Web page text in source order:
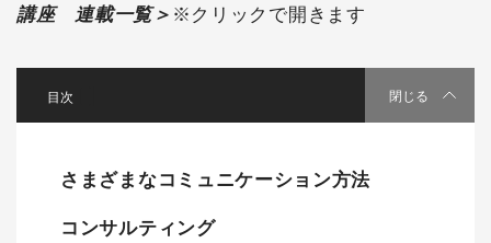
講座 連載一覧＞ ※クリックで開きます
閉じる
さまざまなコミュニケーション方法
コンサルティング